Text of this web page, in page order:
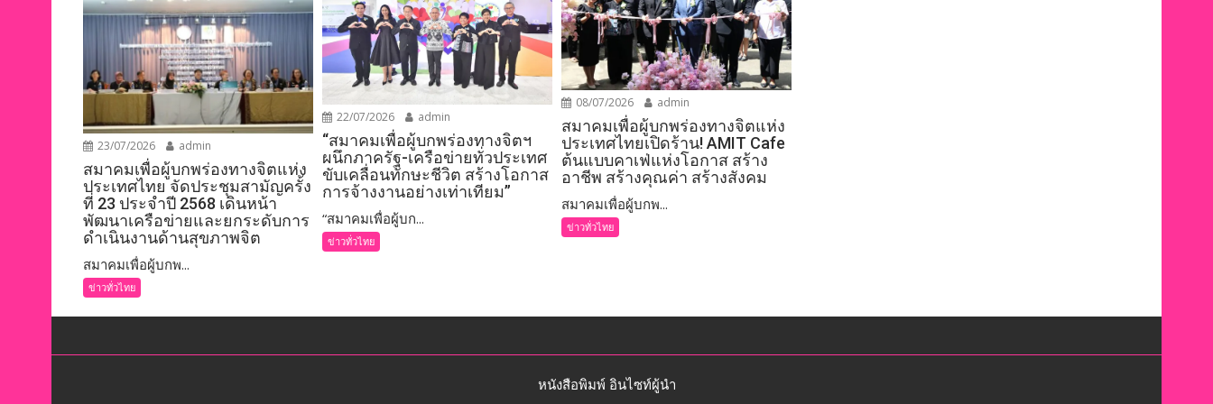
23/07/2026 admin
สมาคมเพื่อผู้บกพร่องทางจิตแห่ง
ประเทศไทย จัดประชุมสามัญครั้ง
ที่ 23 ประจำปี 2568 เดินหน้า
พัฒนาเครือข่ายและยกระดับการ
ดำเนินงานด้านสุขภาพจิต
สมาคมเพื่อผู้บกพ...
ข่าวทั่วไทย
22/07/2026 admin
“สมาคมเพื่อผู้บกพร่องทางจิตฯ
ผนึกภาครัฐ-เครือข่ายทั่วประเทศ
ขับเคลื่อนทักษะชีวิต สร้างโอกาส
การจ้างงานอย่างเท่าเทียม”
“สมาคมเพื่อผู้บก...
ข่าวทั่วไทย
08/07/2026 admin
สมาคมเพื่อผู้บกพร่องทางจิตแห่ง
ประเทศไทยเปิดร้าน! AMIT Cafe
ต้นแบบคาเฟ่แห่งโอกาส สร้าง
อาชีพ สร้างคุณค่า สร้างสังคม
สมาคมเพื่อผู้บกพ...
ข่าวทั่วไทย
หนังสือพิมพ์ อินไซท์ผู้นำ